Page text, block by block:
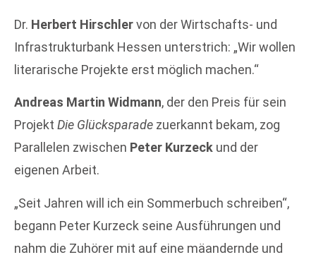
Dr. Herbert Hirschlervon der Wirtschafts- und
Infrastrukturbank Hessen unterstrich: „Wir wollen
literarische Projekte erst möglich machen.“
Andreas Martin Widmann, der den Preis für sein
Projekt Die Glücksparade zuerkannt bekam, zog
Parallelen zwischen Peter Kurzeck und der
eigenen Arbeit.
„Seit Jahren will ich ein Sommerbuch schreiben“,
begann Peter Kurzeck seine Ausführungen und
nahm die Zuhörer mit auf eine mäandernde und